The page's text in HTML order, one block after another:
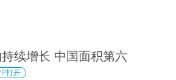
续增长 中国面积第六
打开